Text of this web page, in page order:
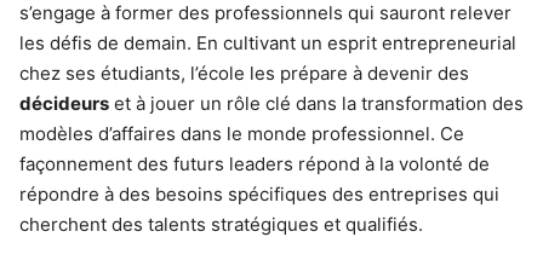
s’engage à former des professionnels qui sauront relever
les défis de demain. En cultivant un esprit entrepreneurial
chez ses étudiants, l’école les prépare à devenir des
décideurs et à jouer un rôle clé dans la transformation des
modèles d’affaires dans le monde professionnel. Ce
façonnement des futurs leaders répond à la volonté de
répondre à des besoins spécifiques des entreprises qui
cherchent des talents stratégiques et qualifiés.